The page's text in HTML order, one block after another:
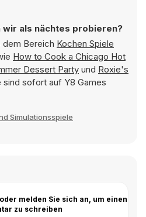
wir als nächtes probieren?
dem Bereich Kochen Spiele
How to Cook a Chicago Hot
Dessert Party und Roxie's
sind sofort auf Y8 Games
Simulationsspiele
melden Sie sich an, um einen
zu schreiben